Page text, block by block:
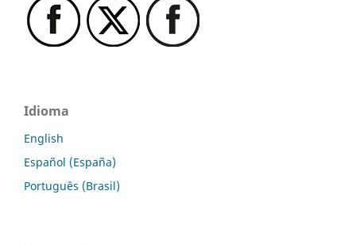
Idioma
English
Español (España)
Português (Brasil)